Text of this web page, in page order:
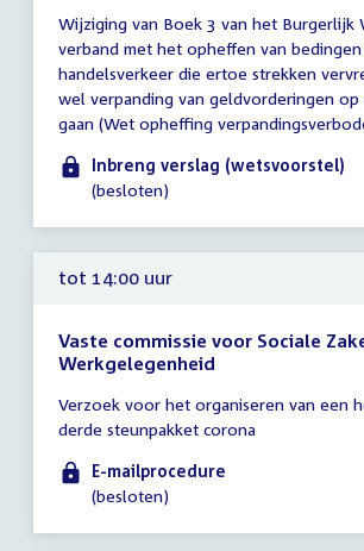
vergadering
tot
14:00
uur
Wijziging van Boek 3 van het Burgerlijk
verband met het opheffen van
handelsverkeer die ertoe strekken
wel verpanding van geldvorderingen op
gaan (Wet opheffing
Inbreng verslag (wetsvoorstel)
(besloten)
tot 14:00 uur
Vaste commissie voor Sociale
Werkgelegenheid
vergadering
tot
14:00
uur
Verzoek voor het organiseren van een
derde steunpakket corona
E-mailprocedure
(besloten)